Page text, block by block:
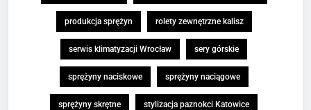
produkcja sprężyn rolety zewnętrzne kalisz
serwis klimatyzacji Wrocław sery górskie
sprężyny naciskowe sprężyny naciągowe
sprężyny skrętne stylizacja paznokci Katowice